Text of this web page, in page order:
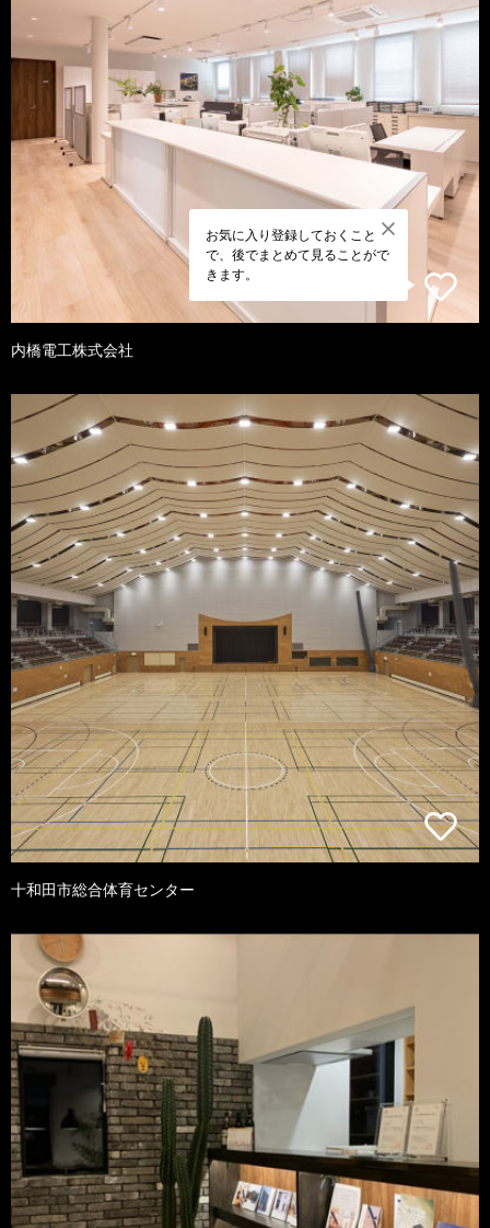
お気に入り登録しておくこと
で、後でまとめて見ることがで
きます。
内橋電工株式会社
十和田市総合体育センター